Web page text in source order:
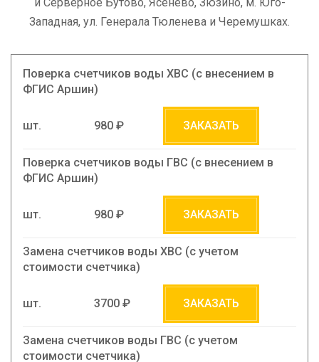
и Серверное Бутово, Ясенево, Зюзино, м. Юго-
Западная, ул. Генерала Тюленева и Черемушках.
Поверка счетчиков воды ХВС (с внесением в
ФГИС Аршин)
шт. 980 ₽ ЗАКАЗАТЬ
Поверка счетчиков воды ГВС (с внесением в
ФГИС Аршин)
шт. 980 ₽ ЗАКАЗАТЬ
Замена счетчиков воды ХВС (c учетом
стоимости счетчика)
шт. 3700 ₽ ЗАКАЗАТЬ
Замена счетчиков воды ГВС (c учетом
стоимости счетчика)